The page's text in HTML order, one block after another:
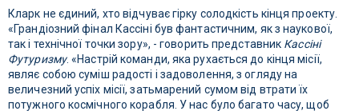
Кларк не єдиний, хто відчуває гірку солодкість кінця проекту.
«Грандіозний фінал Кассіні був фантастичним, як з наукової,
так і технічної точки зору», - говорить представник Кассіні
Футуризму. «Настрій команди, яка рухається до кінця місії,
являє собою суміш радості і задоволення, з огляду на
величезний успіх місії, затьмарений сумом від втрати їх
потужного космічного корабля. У нас було багато часу, щоб